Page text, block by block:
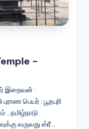
–
இறைவன் :
பெயர் : பூதபுரி
, தமிழ்நாடு
வருவது ஸ்ரீ…